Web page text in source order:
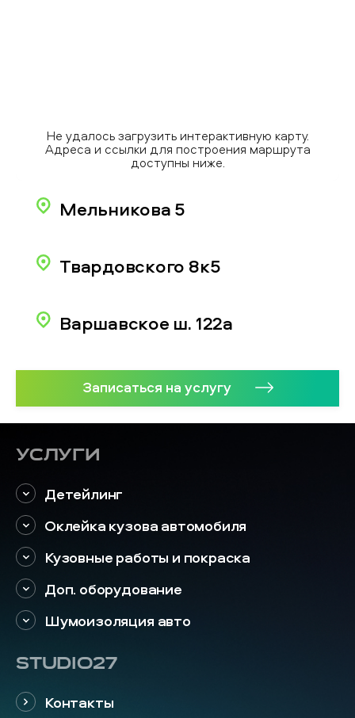
Не удалось загрузить интерактивную карту.
Адреса и ссылки для построения маршрута
доступны ниже.
Мельникова 5
Твардовского 8к5
Варшавское ш. 122а
Записаться на услугу
Услуги
Детейлинг
Оклейка кузова автомобиля
Кузовные работы и покраска
Доп. оборудование
Шумоизоляция авто
STUDIO27
Контакты